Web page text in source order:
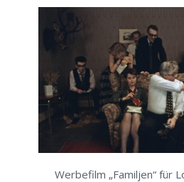
Werbefilm „Familjen“ für